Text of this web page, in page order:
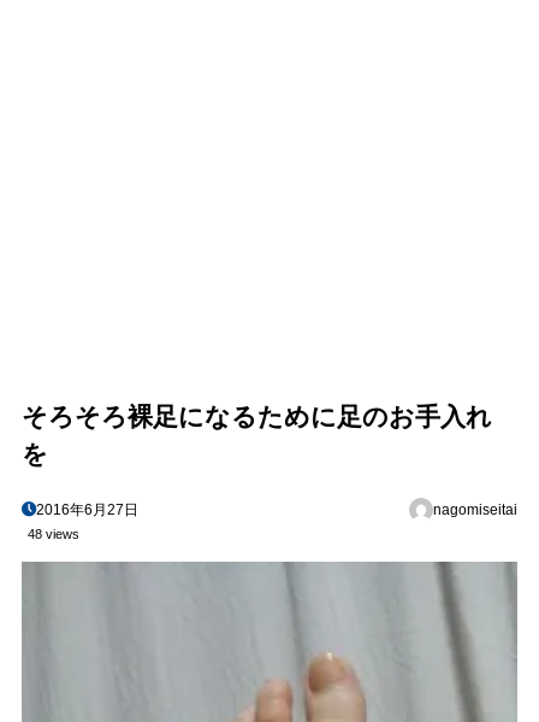
そろそろ裸足になるために足のお手入れ
を
2016年6月27日 nagomiseitai
48 views